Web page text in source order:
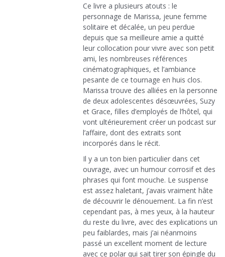
Ce livre a plusieurs atouts : le
personnage de Marissa, jeune femme
solitaire et décalée, un peu perdue
depuis que sa meilleure amie a quitté
leur collocation pour vivre avec son petit
ami, les nombreuses références
cinématographiques, et l’ambiance
pesante de ce tournage en huis clos.
Marissa trouve des alliées en la personne
de deux adolescentes désœuvrées, Suzy
et Grace, filles d’employés de l’hôtel, qui
vont ultérieurement créer un podcast sur
l’affaire, dont des extraits sont
incorporés dans le récit.
Il y a un ton bien particulier dans cet
ouvrage, avec un humour corrosif et des
phrases qui font mouche. Le suspense
est assez haletant, j’avais vraiment hâte
de découvrir le dénouement. La fin n’est
cependant pas, à mes yeux, à la hauteur
du reste du livre, avec des explications un
peu faiblardes, mais j’ai néanmoins
passé un excellent moment de lecture
avec ce polar qui sait tirer son épingle du